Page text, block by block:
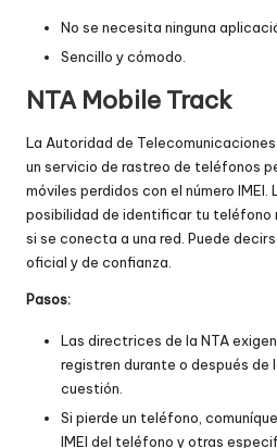
No se necesita ninguna
Sencillo y cómodo.
NTA Mobile Track
La Autoridad de
un servicio de rastreo de teléfonos
móviles perdidos con el número IMEI.
posibilidad de identificar tu teléfono
si se conecta a una red. Puede
oficial y de confianza.
Pasos:
Las directrices de la NTA
registren durante o después de
cuestión.
Si pierde un teléfono,
IMEI del teléfono y otras